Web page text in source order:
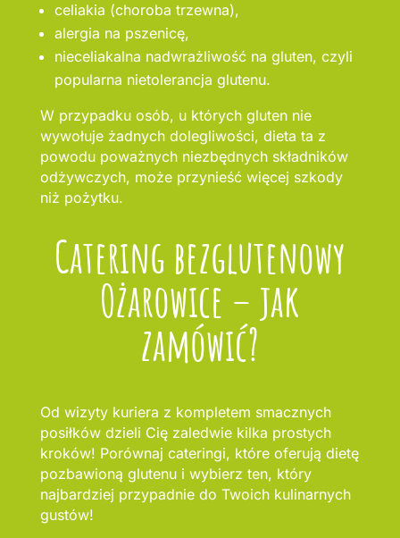
celiakia (choroba trzewna),
alergia na pszenicę,
nieceliakalna nadwrażliwość na gluten, czyli
popularna nietolerancja glutenu.
W przypadku osób, u których gluten nie
wywołuje żadnych dolegliwości, dieta ta z
powodu poważnych niezbędnych składników
odżywczych, może przynieść więcej szkody
niż pożytku.
Catering bezglutenowy
Ożarowice – jak
zamówić?
Od wizyty kuriera z kompletem smacznych
posiłków dzieli Cię zaledwie kilka prostych
kroków! Porównaj cateringi, które oferują dietę
pozbawioną glutenu i wybierz ten, który
najbardziej przypadnie do Twoich kulinarnych
gustów!